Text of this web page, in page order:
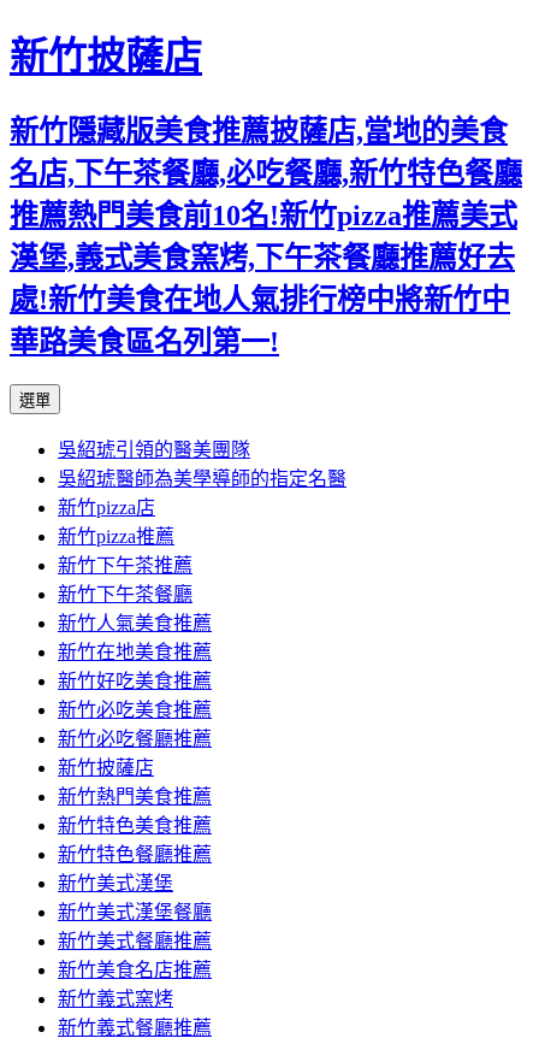
新竹披薩店
新竹隱藏版美食推薦披薩店,當地的美食
名店,下午茶餐廳,必吃餐廳,新竹特色餐廳
推薦熱門美食前10名!新竹pizza推薦美式
漢堡,義式美食窯烤,下午茶餐廳推薦好去
處!新竹美食在地人氣排行榜中將新竹中
華路美食區名列第一!
選單
主
要
內
容
吳紹琥引領的醫美團隊
吳紹琥醫師為美學導師的指定名醫
新竹pizza店
新竹pizza推薦
新竹下午茶推薦
新竹下午茶餐廳
新竹人氣美食推薦
新竹在地美食推薦
新竹好吃美食推薦
新竹必吃美食推薦
新竹必吃餐廳推薦
新竹披薩店
新竹熱門美食推薦
新竹特色美食推薦
新竹特色餐廳推薦
新竹美式漢堡
新竹美式漢堡餐廳
新竹美式餐廳推薦
新竹美食名店推薦
新竹義式窯烤
新竹義式餐廳推薦